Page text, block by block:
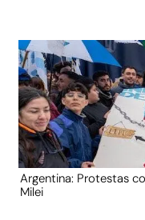
Argentina: Protestas
Milei